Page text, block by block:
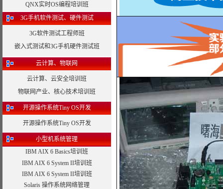
QNX实时OS编程培训班
3G手机软件测试、硬件测试
3G软件测试工程师班
嵌入式测试和3G手机硬件测试班
云计算、物联网
云计算、云安全培训班
物联网产业、核心技术培训班
开源操作系统Tiny OS开发
开源操作系统Tiny OS开发
小型机系统管理
IBM AIX 6 Basics培训班
IBM AIX 6 System II培训班
IBM AIX 6 System II培训班
Solaris 操作系统网络管理